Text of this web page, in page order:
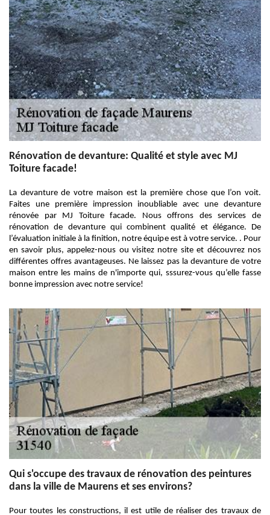
Rénovation de devanture: Qualité et style avec MJ
Toiture facade!
La devanture de votre maison est la première chose que l’on voit.
Faites une première impression inoubliable avec une devanture
rénovée par MJ Toiture facade. Nous offrons des services de
rénovation de devanture qui combinent qualité et élégance. De
l’évaluation initiale à la finition, notre équipe est à votre service. . Pour
en savoir plus, appelez-nous ou visitez notre site et découvrez nos
différentes offres avantageuses. Ne laissez pas la devanture de votre
maison entre les mains de n'importe qui, sssurez-vous qu’elle fasse
bonne impression avec notre service!
Qui s'occupe des travaux de rénovation des peintures
dans la ville de Maurens et ses environs?
Pour toutes les constructions, il est utile de réaliser des travaux de